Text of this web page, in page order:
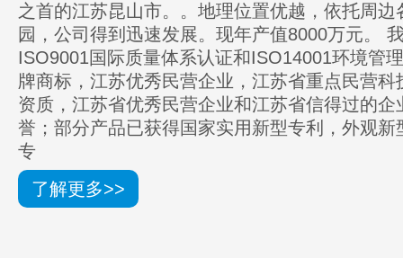
之首的江苏昆山市。。地理位置优越，依托周边
园，公司得到迅速发展。现年产值8000万元。
ISO9001国际质量体系认证和ISO14001环境管
牌商标，江苏优秀民营企业，江苏省重点民营科
资质，江苏省优秀民营企业和江苏省信得过的企
誉；部分产品已获得国家实用新型专利，外观新
专
了解更多>>